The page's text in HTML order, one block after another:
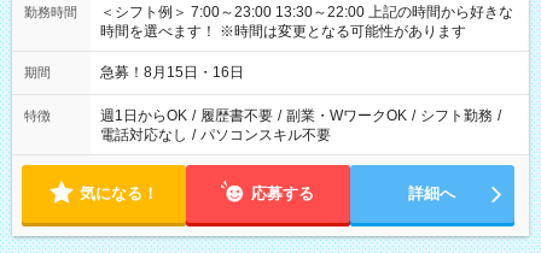
勤務時間
＜シフト例＞ 7:00～23:00 13:30～22:00 上記の時間から好きな
時間を選べます！ ※時間は変更となる可能性があります
期間 急募！8月15日・16日
特徴 週1日からOK / 履歴書不要 / 副業・WワークOK / シフト勤務 /
電話対応なし / パソコンスキル不要
気になる！ 応募する 詳細へ